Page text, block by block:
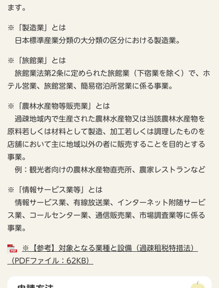
ます。
※「製造業」とは
日本標準産業分類の大分類の区分における製造業。
※「旅館業」とは
旅館業法第2条に定められた旅館業（下宿業を除く）で、ホ
テル営業、旅館営業、簡易宿泊所営業に係る事業。
※「農林水産物等販売業」とは
過疎地域内で生産された農林水産物又は当該農林水産物を
原料若しくは材料として製造、加工若しくは調理したものを
店舗において主に地域以外の者に販売することを目的とする
事業。
例：観光者向けの農林水産物直売所、農家レストランなど
※「情報サービス業等」とは
情報サービス業、有線放送業、インターネット附随サービ
ス業、コールセンター業、通信販売業、市場調査業等に係る
事業。
※【参考】対象となる業種と設備（過疎租税特措法）
（PDFファイル：62KB）